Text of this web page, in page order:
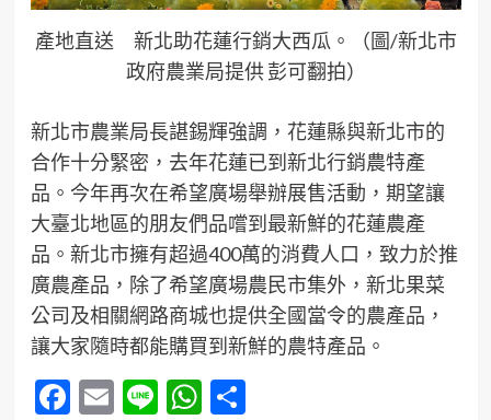
產地直送 新北助花蓮行銷大西瓜。（圖/新北市
政府農業局提供 彭可翻拍）
新北市農業局長諶錫輝強調，花蓮縣與新北市的
合作十分緊密，去年花蓮已到新北行銷農特產
品。今年再次在希望廣場舉辦展售活動，期望讓
大臺北地區的朋友們品嚐到最新鮮的花蓮農產
品。新北市擁有超過400萬的消費人口，致力於推
廣農產品，除了希望廣場農民市集外，新北果菜
公司及相關網路商城也提供全國當令的農產品，
讓大家隨時都能購買到新鮮的農特產品。
Facebook
Email
LineWhatsApp
分